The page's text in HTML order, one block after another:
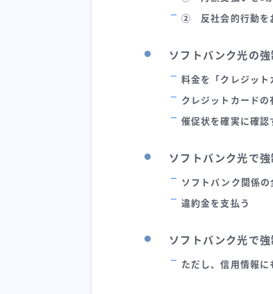
② 反社会的行動を
ソフトバンク光の
料金を「クレジット
クレジットカード
催促状を確実に確認
ソフトバンク光で
ソフトバンク関係
違約金を支払う
ソフトバンク光で
ただし、信用情報